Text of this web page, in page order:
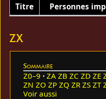
Titre Personnes
ZX
Sommaire
Z0–9 ZA ZB ZC ZD ZE
ZN ZO ZP ZQ ZR ZS ZT
Voir aussi